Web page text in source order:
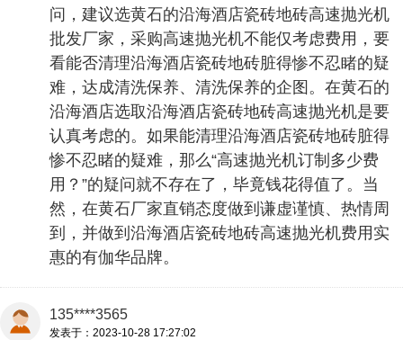
问，建议选黄石的沿海酒店瓷砖地砖高速抛光机
批发厂家，采购高速抛光机不能仅考虑费用，要
看能否清理沿海酒店瓷砖地砖脏得惨不忍睹的疑
难，达成清洗保养、清洗保养的企图。在黄石的
沿海酒店选取沿海酒店瓷砖地砖高速抛光机是要
认真考虑的。如果能清理沿海酒店瓷砖地砖脏得
惨不忍睹的疑难，那么“高速抛光机订制多少费
用？”的疑问就不存在了，毕竟钱花得值了。当
然，在黄石厂家直销态度做到谦虚谨慎、热情周
到，并做到沿海酒店瓷砖地砖高速抛光机费用实
惠的有伽华品牌。
135****3565
发表于：2023-10-28 17:27:02